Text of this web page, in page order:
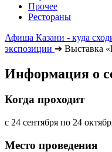
Прочее
Рестораны
Афиша Казани - куда
экспозиции ➔ Выставка
Информация о
Когда проходит
с 24 сентября по 24
Место проведения